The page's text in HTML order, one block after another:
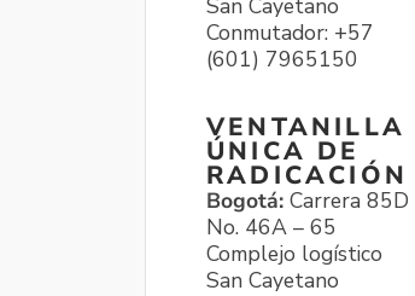
Conmutador: +57
(601) 7965150
VENTANILLA
ÚNICA DE
RADICACIÓN
Bogotá: Carrera 85D
No. 46A – 65
Complejo logístico
San Cayetano